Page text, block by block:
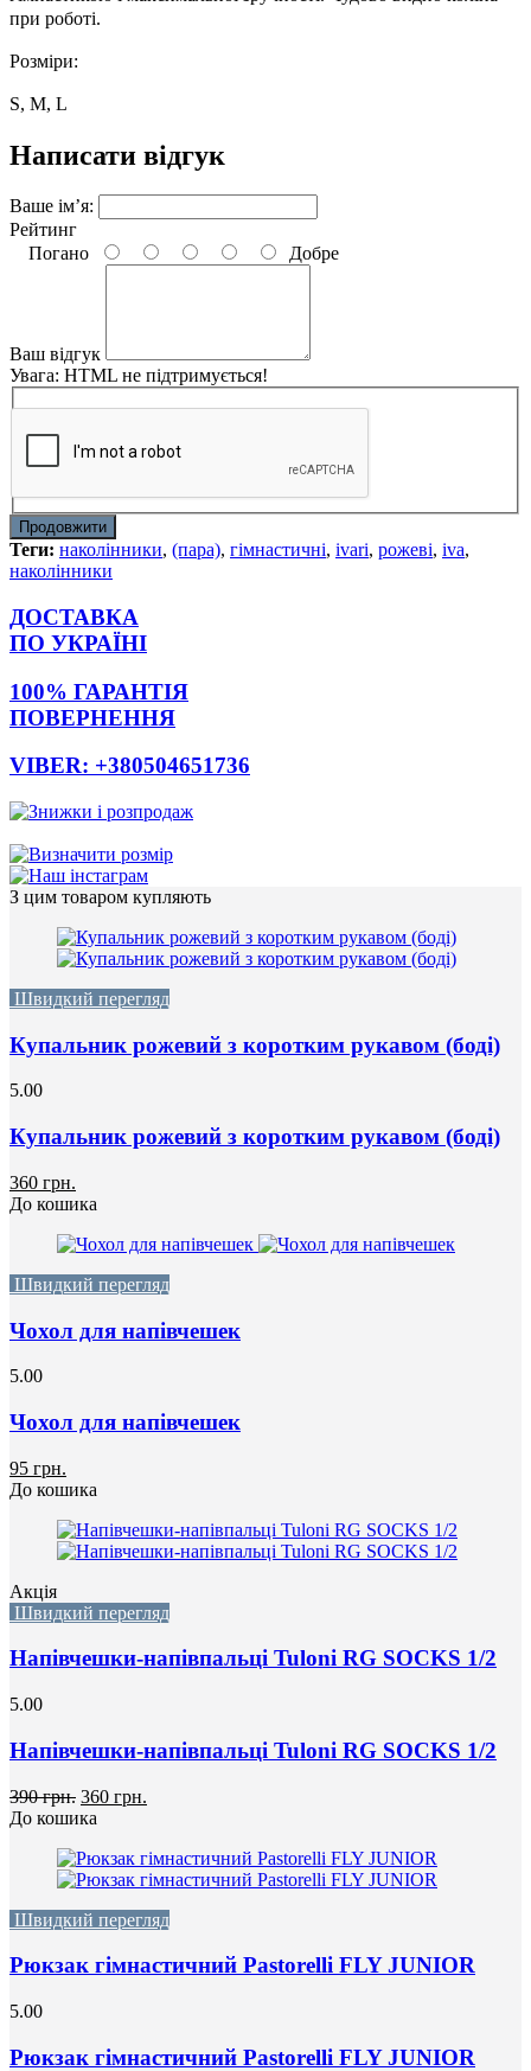
при роботі.
Розміри:
S, М, L
Написати відгук
Ваше ім’я:
Рейтинг
Погано
Добре
Ваш відгук
Увага: HTML не підтримується!
Продовжити
Теги: наколінники, (пара), гімнастичні, ivari, рожеві, iva,
наколінники
ДОСТАВКА
ПО УКРАЇНІ
100% ГАРАНТІЯ
ПОВЕРНЕННЯ
VIBER: +380504651736
З цим товаром купляють
Швидкий перегляд
Купальник рожевий з коротким рукавом (боді)
5.00
Купальник рожевий з коротким рукавом (боді)
360 грн.
До кошика
Швидкий перегляд
Чохол для напівчешек
5.00
Чохол для напівчешек
95 грн.
До кошика
Акція
Швидкий перегляд
Напівчешки-напівпальці Tuloni RG SOCKS 1/2
5.00
Напівчешки-напівпальці Tuloni RG SOCKS 1/2
390 грн. 360 грн.
До кошика
Швидкий перегляд
Рюкзак гімнастичний Pastorelli FLY JUNIOR
5.00
Рюкзак гімнастичний Pastorelli FLY JUNIOR